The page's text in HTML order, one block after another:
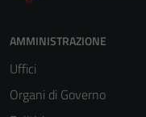
AMMINISTRAZIONE
Uffici
Organi di Governo